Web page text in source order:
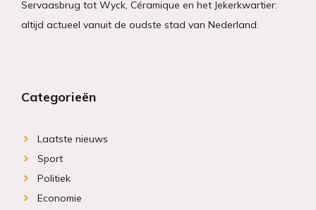
Servaasbrug tot Wyck, Céramique en het Jekerkwartier:
altijd actueel vanuit de oudste stad van Nederland.
Categorieën
Laatste nieuws
Sport
Politiek
Economie